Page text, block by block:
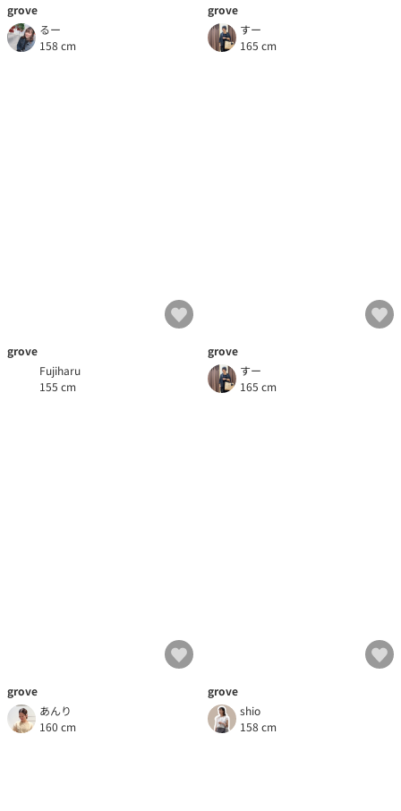
grove
るー
158 cm
grove
すー
165 cm
grove
Fujiharu
155 cm
grove
すー
165 cm
grove
あんり
160 cm
grove
shio
158 cm